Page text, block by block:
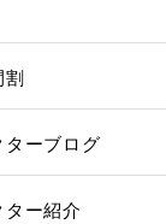
ターブログ
ー紹介